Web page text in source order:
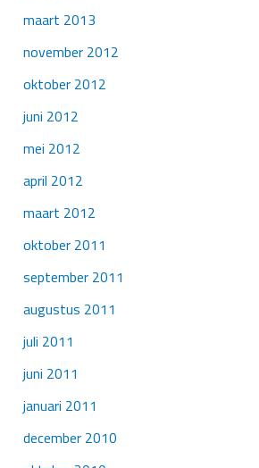
maart 2013
november 2012
oktober 2012
juni 2012
mei 2012
april 2012
maart 2012
oktober 2011
september 2011
augustus 2011
juli 2011
juni 2011
januari 2011
december 2010